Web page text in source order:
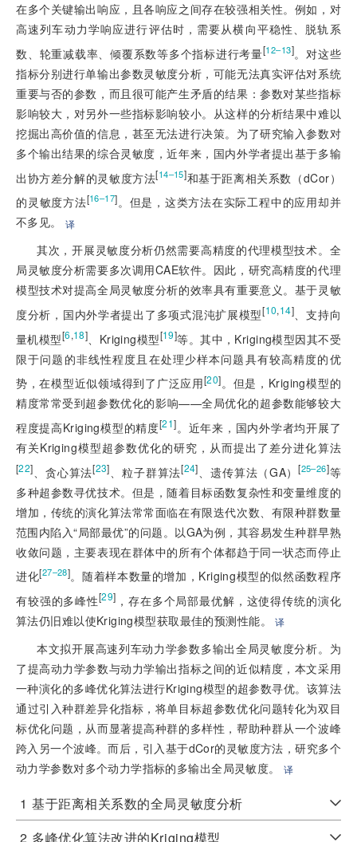
在多个关键输出响应，且各响应之间存在较强相关性。例如，对
高速列车动力学响应进行评估时，需要从横向平稳性、脱轨系
数、轮重减载率、倾覆系数等多个指标进行考量[12–13]。对这些
指标分别进行单输出参数灵敏度分析，可能无法真实评估对系统
重要与否的参数，而且很可能产生矛盾的结果：参数对某些指标
影响较大，对另外一些指标影响较小。从这样的分析结果中难以
挖掘出高价值的信息，甚至无法进行决策。为了研究输入参数对
多个输出结果的综合灵敏度，近年来，国内外学者提出基于多输
出协方差分解的灵敏度方法[14–15]和基于距离相关系数（dCor）
的灵敏度方法[16–17]。但是，这类方法在实际工程中的应用却并
不多见。
译
其次，开展灵敏度分析仍然需要高精度的代理模型技术。全
局灵敏度分析需要多次调用CAE软件。因此，研究高精度的代理
模型技术对提高全局灵敏度分析的效率具有重要意义。基于灵敏
度分析，国内外学者提出了多项式混沌扩展模型[10,14] 、支持向
量机模型[6,18] 、Kriging模型[19]等。其中，Kriging模型因其不受
限于问题的非线性程度且在处理少样本问题具有较高精度的优
势，在模型近似领域得到了广泛应用[20]。但是，Kriging模型的
精度常常受到超参数优化的影响——全局优化的超参数能够较大
程度提高Kriging模型的精度[21]。近年来，国内外学者均开展了
有关Kriging模型超参数优化的研究，从而提出了差分进化算法
[22] 、贪心算法[23] 、粒子群算法[24] 、遗传算法（GA）[25–26]等
多种超参数寻优技术。但是，随着目标函数复杂性和变量维度的
增加，传统的演化算法常常面临在有限迭代次数、有限种群数量
范围内陷入“局部最优”的问题。以GA为例，其容易发生种群早熟
收敛问题，主要表现在群体中的所有个体都趋于同一状态而停止
进化[27–28]。随着样本数量的增加，Kriging模型的似然函数程序
有较强的多峰性[29] ，存在多个局部最优解，这使得传统的演化
算法仍旧难以使Kriging模型获取最佳的预测性能。
译
本文拟开展高速列车动力学参数多输出全局灵敏度分析。为
了提高动力学参数与动力学输出指标之间的近似精度，本文采用
一种演化的多峰优化算法进行Kriging模型的超参数寻优。该算法
通过引入种群差异化指标，将单目标超参数优化问题转化为双目
标优化问题，从而显著提高种群的多样性，帮助种群从一个波峰
跨入另一个波峰。而后，引入基于dCor的灵敏度方法，研究多个
动力学参数对多个动力学指标的多输出全局灵敏度。
译
1 基于距离相关系数的全局灵敏度分析
2 多峰优化算法改进的Kriging模型